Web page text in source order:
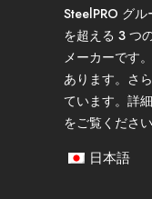
SteelPRO グ
を超える 3 つ
メーカーです
あります。さ
ています。詳
をご覧ください
日本語